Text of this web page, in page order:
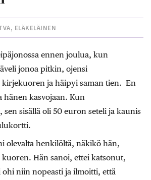
ELÄKELÄINEN
ennen joulua, kun
jonoa pitkin, ojensi
ja häipyi saman tien. En
hänen kasvojaan. Kun
sisällä oli 50 euron seteli ja kaunis
olevalta henkilöltä, näkikö hän,
Hän sanoi, ettei katsonut,
niin nopeasti ja ilmoitti, että